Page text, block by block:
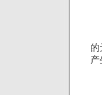
的
产